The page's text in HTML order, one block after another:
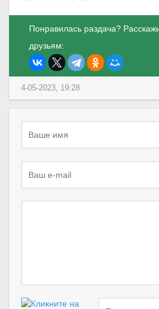
Понравилась раздача?
друзьям:
4-05-2023, 19:28